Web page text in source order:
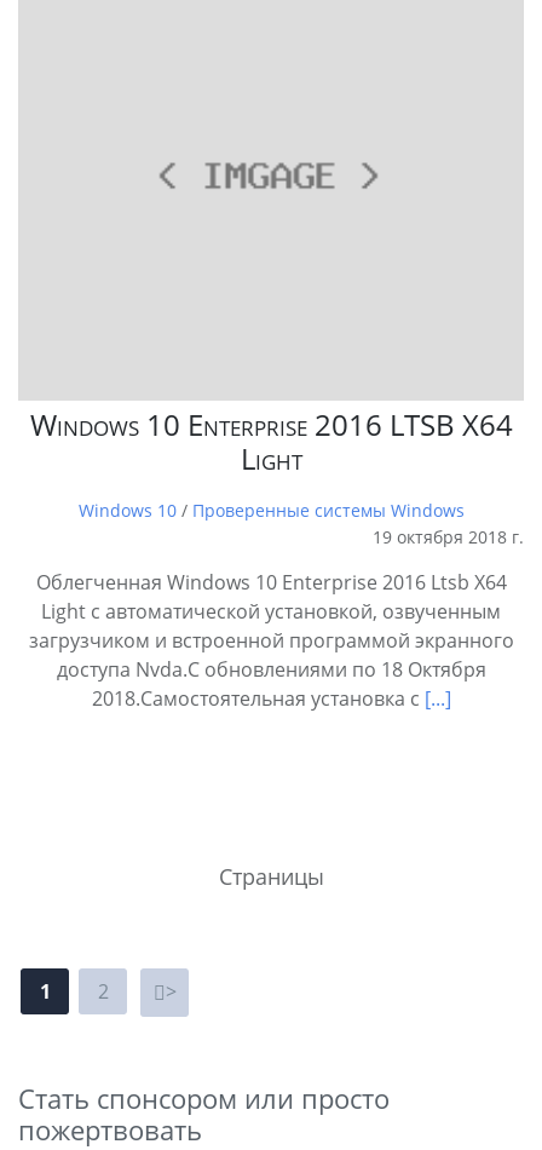
Windows 10 Enterprise 2016 LTSB X64
Light
Windows 10/ Проверенные системы Windows
19 октября 2018 г.
Облегченная Windows 10 Enterprise 2016 Ltsb X64
Light с автоматической установкой, озвученным
загрузчиком и встроенной программой экранного
доступа Nvda.С обновлениями по 18 Октября
2018.Самостоятельная установка с [...]
Страницы
1 2 >
Стать спонсором или просто
пожертвовать